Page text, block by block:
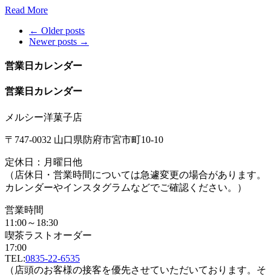
Read More
← Older posts
Newer posts →
営業日カレンダー
営業日カレンダー
メルシー洋菓子店
〒747-0032 山口県防府市宮市町10-10
定休日：月曜日他
（店休日・営業時間については急遽変更の場合があります。
カレンダーやインスタグラムなどでご確認ください。）
営業時間
11:00～18:30
喫茶ラストオーダー
17:00
TEL:0835-22-6535
（店頭のお客様の接客を優先させていただいております。そ